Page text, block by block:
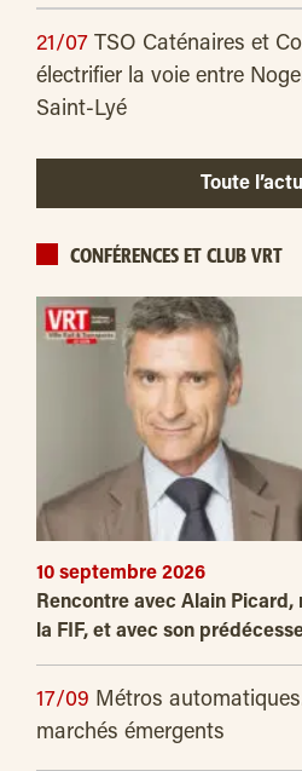
21/07 TSO Caténaires et
électrifier la voie entre
Saint-Lyé
Toute
CONFÉRENCES ET CLUB VRT
10 septembre 2026
Rencontre avec Alain
la FIF, et avec son
17/09 Métros
marchés émergents